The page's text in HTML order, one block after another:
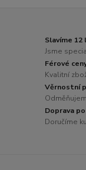
Slavíme
Jsme
Férové
Kvalitní
Věrnostní
Doprava
Doručíme